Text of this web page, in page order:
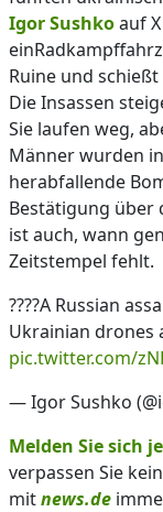
Igor Sushkoauf
Ruine und
Die Insassen
Sie laufen weg,
Männer wurden
herabfallende
Bestätigung über
ist auch, wann
Zeitstempel fehlt.
????A Russian
Ukrainian drones
pic.twitter.com/
— Igor Sushko
Melden Sie sich
verpassen Sie
mitnews.de